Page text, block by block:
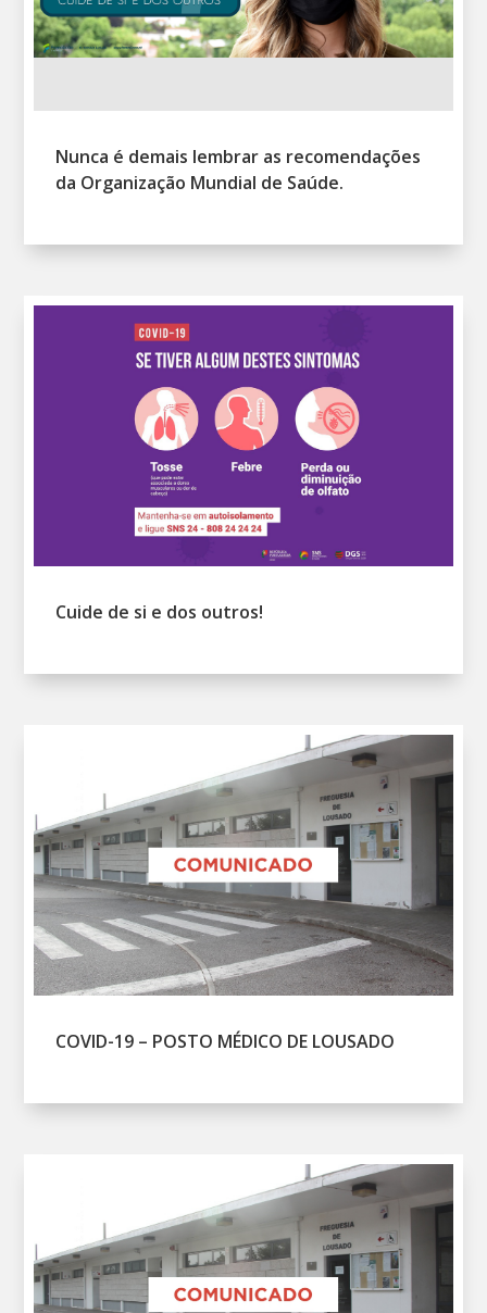
Nunca é demais lembrar as recomendações
da Organização Mundial de Saúde.
Cuide de si e dos outros!
COVID-19 – POSTO MÉDICO DE LOUSADO